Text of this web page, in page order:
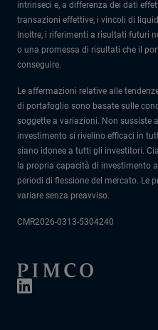
intrinseci e, a differenza dei dati
transazioni effettive, i vincoli di
Inoltre, i riferimenti a risultati futuri
o una promessa di risultati che il
conseguire.
Le affermazioni relative alle
di portafoglio sono basate sulle
soggette a variazioni. Non sussiste
investimento si rivelino efficaci in
siano idonee a tutti gli investitori.
la propria capacità di investimento
periodi di flessione del mercato. Le
variare senza preavviso.
CMR2026-0313-5304240